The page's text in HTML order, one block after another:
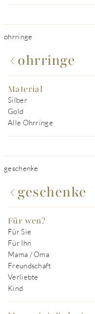
ohrringe
ohrringe
Material
Silber
Gold
Alle Ohrringe
geschenke
geschenke
Für wen?
Für Sie
Für Ihn
Mama / Oma
Freundschaft
Verliebte
Kind